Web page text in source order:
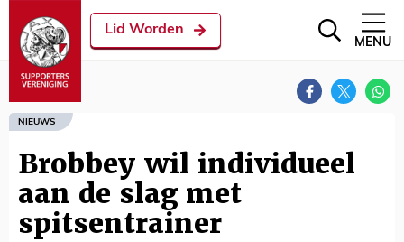
Lid Worden
MENU
NIEUWS
Brobbey wil individueel
aan de slag met
spitsentrainer